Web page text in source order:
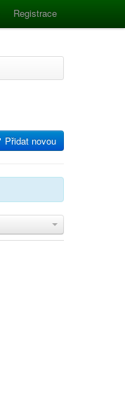
Registrace
Přidat novou